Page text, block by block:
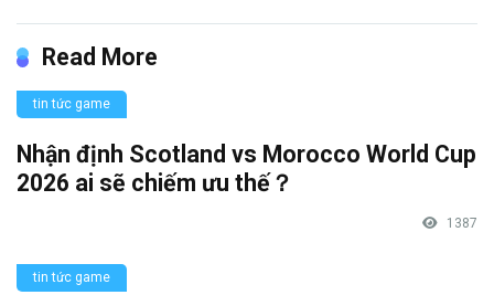
Read More
tin tức game
Nhận định Scotland vs Morocco World Cup
2026 ai sẽ chiếm ưu thế？
1387
tin tức game